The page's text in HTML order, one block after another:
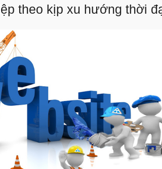
theo kịp xu hướng thời